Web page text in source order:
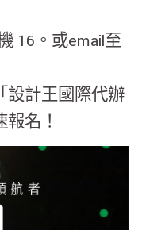
16。或email至
設計王國際代辦
名！